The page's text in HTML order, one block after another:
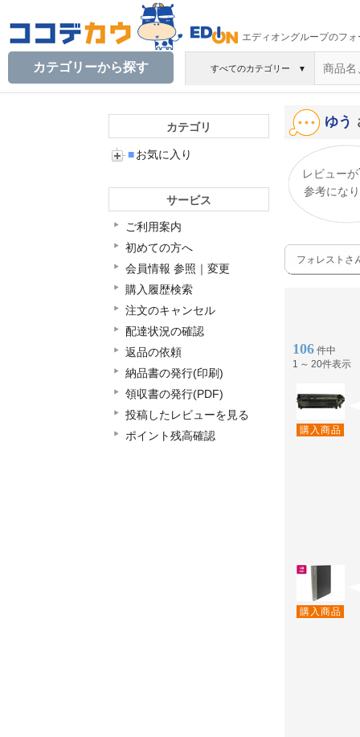
エディオングループのフ
すべてのカテゴリー ▼
カテゴリーから探す
カテゴリ
■お気に入り
サービス
ご利用案内
初めての方へ
会員情報 参照｜変更
購入履歴検索
注文のキャンセル
配達状況の確認
返品の依頼
納品書の発行(印刷)
領収書の発行(PDF)
投稿したレビューを見る
ポイント残高確認
ゆう
レビューが
参考にな
フォレストさ
106 件中
1 ～ 20件表示
購入商品
購入商品